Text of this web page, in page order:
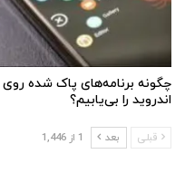
چگونه برنامه‌های پاک شده روی
اندروید را بی‌یابیم؟
قبلی بعد 1 از 1,446